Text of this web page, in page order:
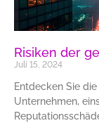
Risiken der
Juli 15, 2024
Entdecken Sie
Unternehmen,